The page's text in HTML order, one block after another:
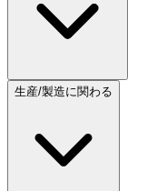
生産/製造に関わる